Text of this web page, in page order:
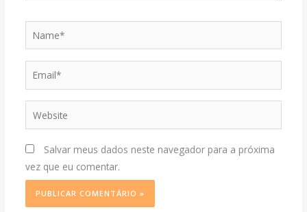
Name*
Email*
Website
Salvar meus dados neste navegador para a próxima
vez que eu comentar.